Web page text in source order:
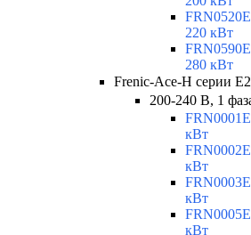
220 кВт
280 кВт
Frenic-Ace-H серии E2
200-240 В, 1
кВт
кВт
кВт
кВт